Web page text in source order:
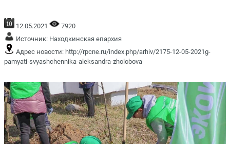
12.05.2021
7920
Источник: Находкинская епархия
Адрес новости: http://rpcne.ru/index.php/arhiv/2175-12-05-2021g-
pamyati-svyashchennika-aleksandra-zholobova